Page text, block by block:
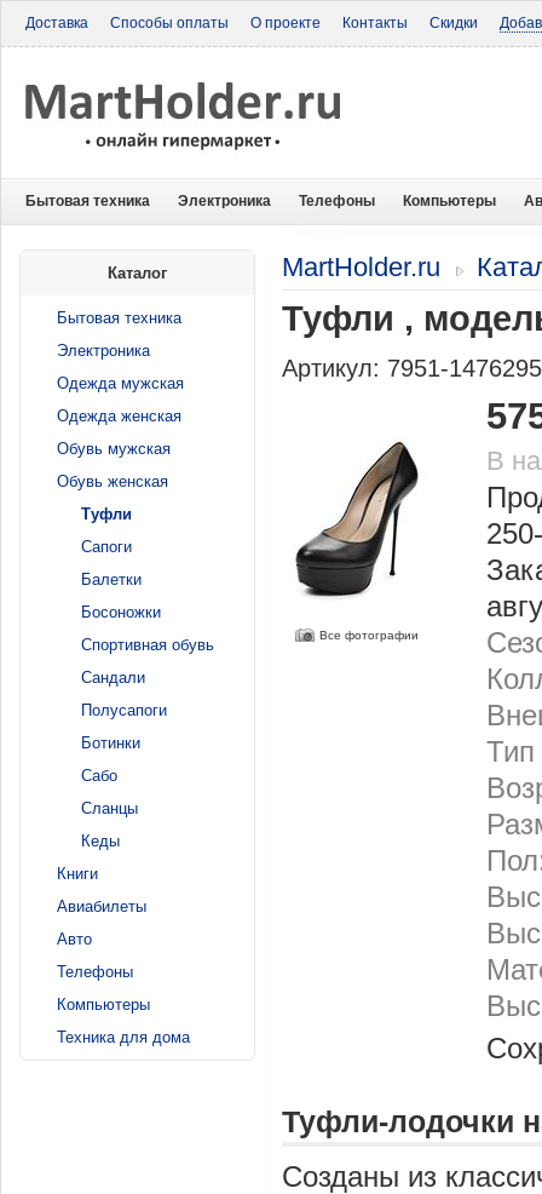
Доставка Способы оплаты О проекте Контакты Скидки
Бытовая техника Электроника Телефоны Компьютеры
MartHolder.ru
Туфли ,
Артикул: 7951-
Все фотографии
В
Тип
Туфли-лодочки
Созданы из
Каталог
Бытовая техника
Электроника
Одежда мужская
Одежда женская
Обувь мужская
Обувь женская
Туфли
Сапоги
Балетки
Босоножки
Спортивная обувь
Сандали
Полусапоги
Ботинки
Сабо
Сланцы
Кеды
Книги
Авиабилеты
Авто
Телефоны
Компьютеры
Техника для дома